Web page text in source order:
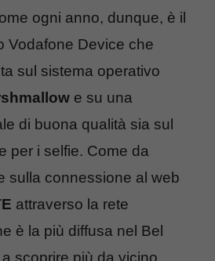
ogni anno, dunque, è il
Vodafone Device che
sul sistema operativo
e su una
di buona qualità sia sul
per i selfie. Come da
sulla connessione al web
attraverso la rete
è la più diffusa nel Bel
scoprire più da vicino